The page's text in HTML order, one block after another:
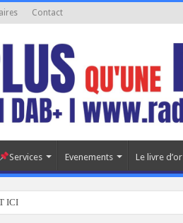
Contact
Services Evenements Le livre d’or
ICI